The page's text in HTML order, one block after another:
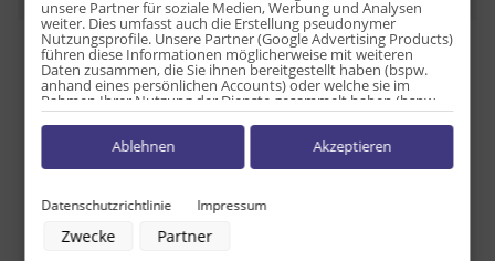
Nährwetangaben je 100ml:
Energie: 165kl/ 39kcal
Fett: 0,00g
davon gesättigte Fettsäuren: 0,00g
Kohlenhydrate: 11,30g
Eiweiß: 0,00g
Salz: 0,01g
unsere Partner für soziale Medien, Werbung und Analysen
weiter. Dies umfasst auch die Erstellung pseudonymer
Nutzungsprofile. Unsere Partner (Google Advertising Products)
führen diese Informationen möglicherweise mit weiteren
Daten zusammen, die Sie ihnen bereitgestellt haben (bspw.
anhand eines persönlichen Accounts) oder welche sie im
Rahmen Ihrer Nutzung der Dienste gesammelt haben (bspw.
Nutzungsdaten anderer Geräte). Ihre Einwilligung zur Nutzung
von Cookies und Pixeln können Sie jederzeit widerrufen,
indem Sie auf den Datenschutz-Button links unten klicken und
dort die entsprechenden Anpassungen vornehmen.
Zwecke der Datenverarbeitung durch unsere Partner:
Verwendung reduzierter Daten zur Auswahl von Werbeanzeigen
Datenschutzrichtlinie Impressum
Zwecke Partner
Ablehnen Akzeptieren